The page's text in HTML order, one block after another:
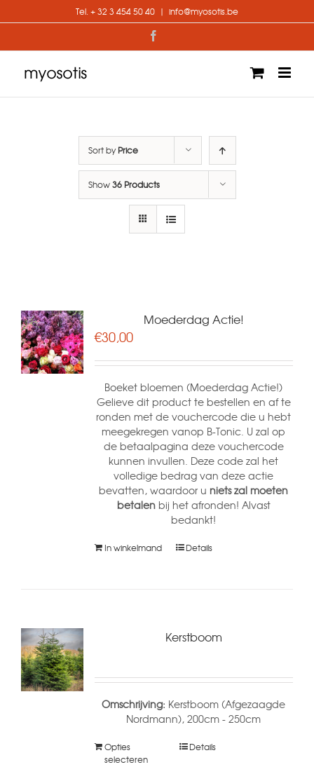
to
Tel. + 32 3 454 50 40 | info@myosotis.be
Sort byPrice
Show36 Products
Moederdag Actie!
€30,00
Boeket bloemen (Moederdag Actie!)
Gelieve dit product te bestellen en af te
ronden met de vouchercode die u hebt
meegekregen vanop B-Tonic. U zal op
de betaalpagina deze vouchercode
kunnen invullen. Deze code zal het
volledige bedrag van deze actie
bevatten, waardoor u niets zal moeten
betalenbij het afronden! Alvast
bedankt!
In winkelmand Details
Kerstboom
Omschrijving: Kerstboom (Afgezaagde
Nordmann), 200cm - 250cm
Opties
selecteren
Details